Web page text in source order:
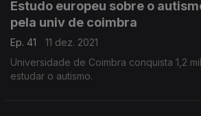
Estudo europeu sobre o
pela univ de coimbra
Ep. 41
11 dez. 2021
Universidade de Coimbra conquista 1,2
estudar o autismo.